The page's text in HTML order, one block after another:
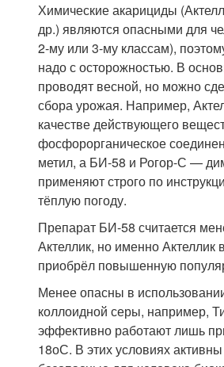
Химические акарициды
др.) являются опасными для
2-му или 3-му классам),
надо с осторожностью. В
проводят весной, но можно
сбора урожая. Например,
качестве действующего
фосфорорганическое
метил, а БИ-58 и Рогор-С —
применяют строго по
тёплую погоду.
Препарат БИ-58 считается
Актеллик, но именно Актеллик
приобрёл повышенную
Менее опасны в
коллоидной серы, например,
эффективно работают лишь
18оС. В этих условиях